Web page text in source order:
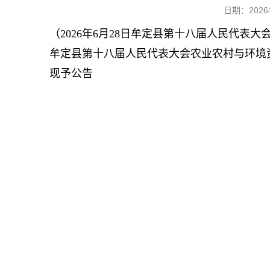
日期：
（2026年6月28日牟定县第十八届人民代表
牟定县第十八届人民代表大会农业农村与环
现予公告